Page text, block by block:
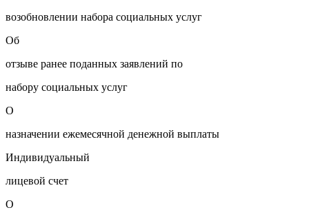
возобновлении набора социальных услуг
Об
отзыве ранее поданных заявлений по
набору социальных услуг
О
назначении ежемесячной денежной выплаты
Индивидуальный
лицевой счет
О